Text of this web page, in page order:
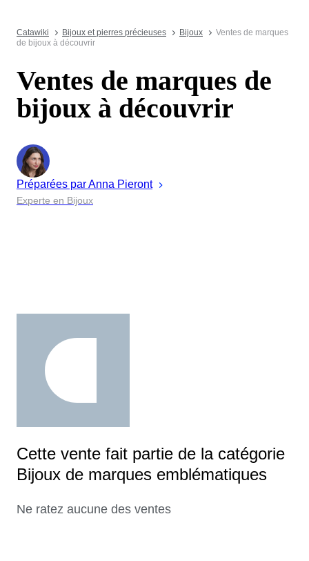
Catawiki Bijoux et pierres précieuses Bijoux
Ventes de marques
de bijoux à découvrir
Ventes de marques de
bijoux à découvrir
Préparées parAnna Pieront
Experte en Bijoux
Cette vente fait partie de la catégorie
Bijoux de marques emblématiques
Ne ratez aucune des ventes